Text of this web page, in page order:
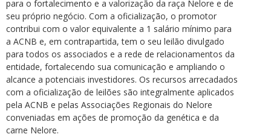
para o fortalecimento e a valorização da raça Nelore e de
seu próprio negócio. Com a oficialização, o promotor
contribui com o valor equivalente a 1 salário mínimo para
a ACNB e, em contrapartida, tem o seu leilão divulgado
para todos os associados e a rede de relacionamentos da
entidade, fortalecendo sua comunicação e ampliando o
alcance a potenciais investidores. Os recursos arrecadados
com a oficialização de leilões são integralmente aplicados
pela ACNB e pelas Associações Regionais do Nelore
conveniadas em ações de promoção da genética e da
carne Nelore.